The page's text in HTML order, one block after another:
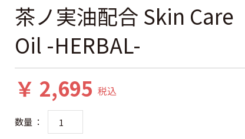
茶ノ実油配合 Skin Care
Oil -HERBAL-
￥ 2,695 税込
数量 ：